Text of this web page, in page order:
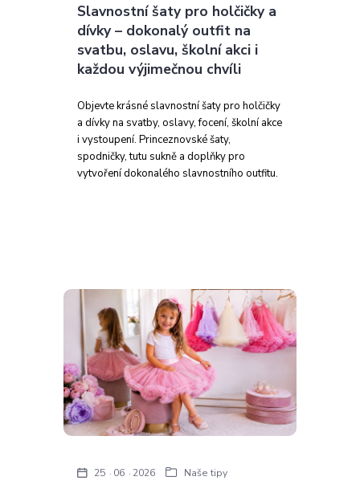
Slavnostní šaty pro holčičky a
dívky – dokonalý outfit na
svatbu, oslavu, školní akci i
každou výjimečnou chvíli
Objevte krásné slavnostní šaty pro holčičky
a dívky na svatby, oslavy, focení, školní akce
i vystoupení. Princeznovské šaty,
spodničky, tutu sukně a doplňky pro
vytvoření dokonalého slavnostního outfitu.
25 06 2026 Naše tipy